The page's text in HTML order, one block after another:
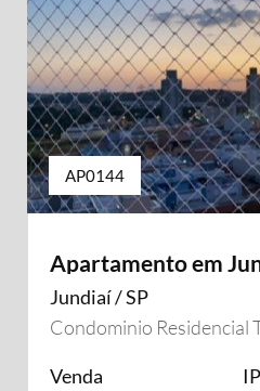
AP0144
Apartamento em
Jundiaí / SP
Condominio Residencial
Venda